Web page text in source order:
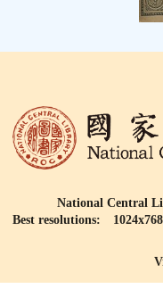
National Central
Best resolutions: